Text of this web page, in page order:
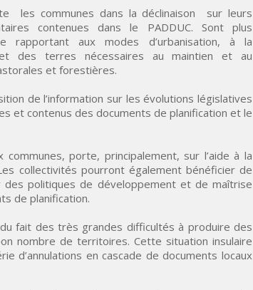
les communes dans la déclinaison sur leurs
contenues dans le PADDUC. Sont plus
rapportant aux modes d’urbanisation, à la
des terres nécessaires au maintien et au
et forestières.
de l’information sur les évolutions législatives
et contenus des documents de planification et le
communes, porte, principalement, sur l’aide à la
collectivités pourront également bénéficier de
politiques de développement et de maîtrise
de planification.
fait des très grandes difficultés à produire des
nombre de territoires. Cette situation insulaire
d’annulations en cascade de documents locaux